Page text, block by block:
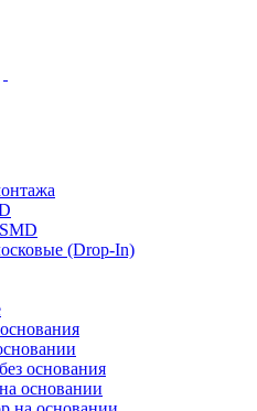
(Drop-In)
основания
основании